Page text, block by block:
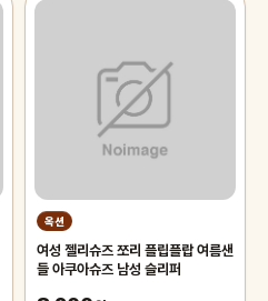
옥션
여성 젤리슈즈 쪼리 플립플랍 여름샌
들 아쿠아슈즈 남성 슬리퍼